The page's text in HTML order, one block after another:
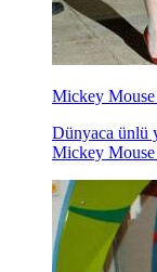
Mickey Mouse
Dünyaca ünlü
Mickey Mouse